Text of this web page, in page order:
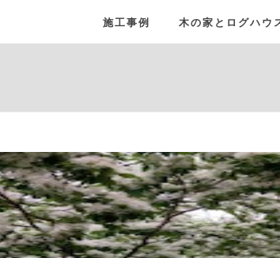
施工事例 木の家とログハウ